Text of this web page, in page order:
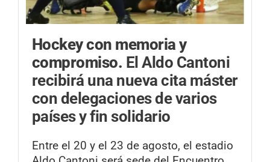
Hockey con memoria y
compromiso. El Aldo Cantoni
recibirá una nueva cita máster
con delegaciones de varios
países y fin solidario
Entre el 20 y el 23 de agosto, el estadio